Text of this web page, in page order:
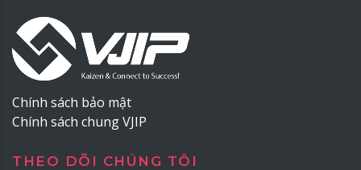
Chính sách bảo mật
Chính sách chung VJIP
THEO DÕI CHÚNG TÔI